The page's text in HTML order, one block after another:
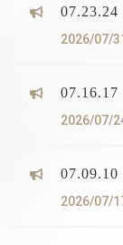
2026/07/
2026/07/
2026/07/